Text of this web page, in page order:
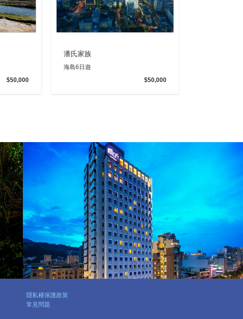
$50,000
潘氏家族
海島6日遊
$50,000
隱私權保護政策
常見問題